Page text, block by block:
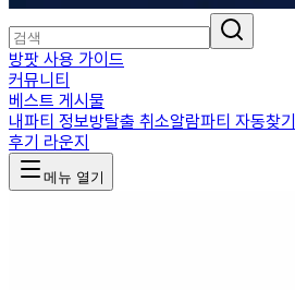
방팟 사용 가이드
커뮤니티
베스트 게시물
내파티 정보방탈출 취소알람파티 자동찾기
후기 라운지
메뉴 열기